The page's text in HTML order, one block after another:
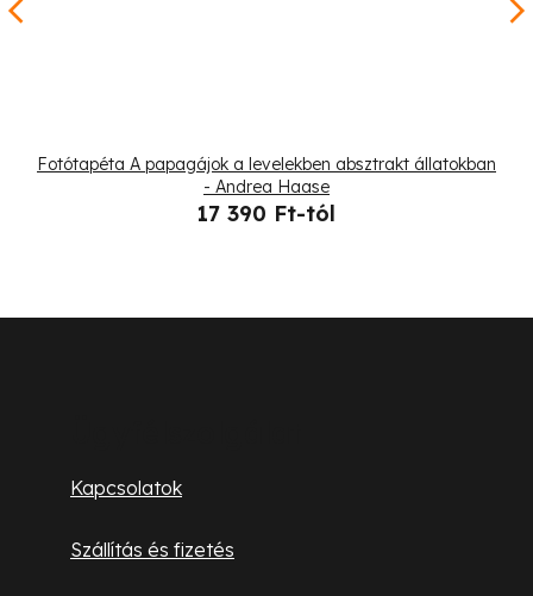
Fotótapéta A papagájok a levelekben absztrakt állatokban
- Andrea Haase
17 390 Ft-tól
Kapcsolatok
Szállítás és fizetés